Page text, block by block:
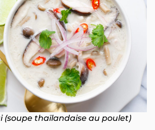
(soupe thaïlandaise au poulet)